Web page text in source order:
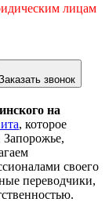
лицам
звонок
на
, которое
своего
переводчики,